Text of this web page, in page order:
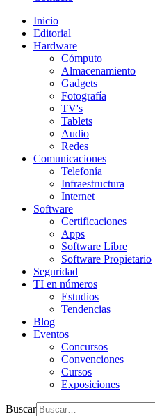
Inicio
Editorial
Hardware
Cómputo
Almacenamiento
Gadgets
Fotografía
TV's
Tablets
Audio
Redes
Comunicaciones
Telefonía
Infraestructura
Internet
Software
Certificaciones
Apps
Software Libre
Software Propietario
Seguridad
TI en números
Estudios
Tendencias
Blog
Eventos
Concursos
Convenciones
Cursos
Exposiciones
Buscar